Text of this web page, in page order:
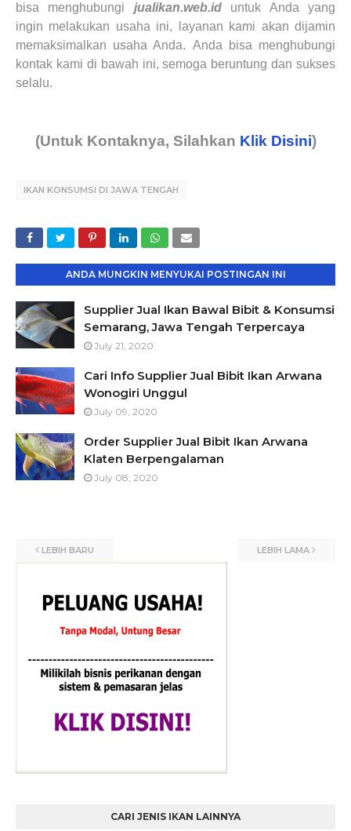
bisa menghubungi jualikan.web.iduntuk Anda yang
ingin melakukan usaha ini, layanan kami akan dijamin
memaksimalkan usaha Anda. Anda bisa menghubungi
kontak kami di bawah ini, semoga beruntung dan sukses
selalu.
(Untuk Kontaknya, Silahkan Klik Disini)
IKAN KONSUMSI DI JAWA TENGAH
ANDA MUNGKIN MENYUKAI POSTINGAN INI
Supplier Jual Ikan Bawal Bibit & Konsumsi
Semarang, Jawa Tengah Terpercaya
July 21, 2020
Cari Info Supplier Jual Bibit Ikan Arwana
Wonogiri Unggul
July 09, 2020
Order Supplier Jual Bibit Ikan Arwana
Klaten Berpengalaman
July 08, 2020
LEBIH BARU LEBIH LAMA
CARI JENIS IKAN LAINNYA